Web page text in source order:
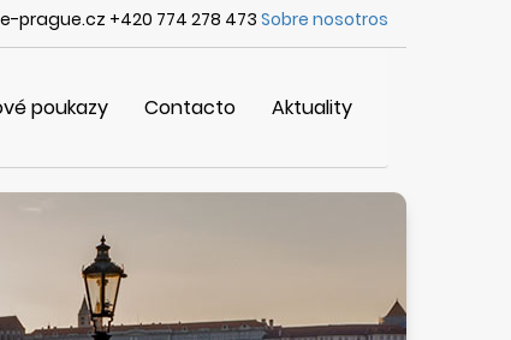
prague.cz +420 774 278 473Sobre nosotros
poukazy Contacto Aktuality